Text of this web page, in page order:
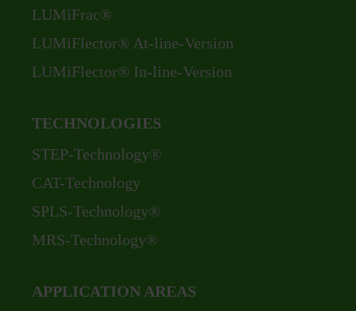
LUMiFrac®
LUMiFlector® At-line-Version
LUMiFlector® In-line-Version
TECHNOLOGIES
Skip
navigation
STEP-Technology®
CAT-Technology
SPLS-Technology®
MRS-Technology®
APPLICATION AREAS